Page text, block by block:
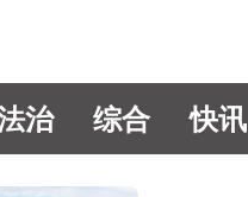
治 综合 快讯